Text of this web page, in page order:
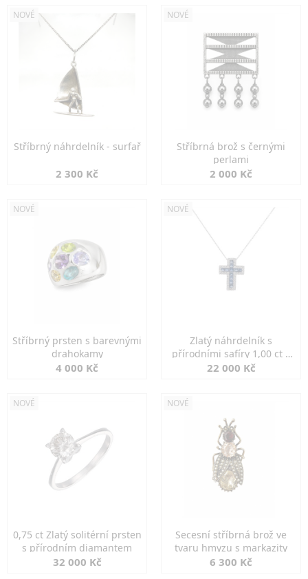
NOVÉ
Stříbrný náhrdelník - surfař
2 300 Kč
NOVÉ
Stříbrná brož s černými
perlami
2 000 Kč
NOVÉ
Stříbrný prsten s barevnými
drahokamy
4 000 Kč
NOVÉ
Zlatý náhrdelník s
přírodními safíry 1,00 ct a
diamanty
22 000 Kč
NOVÉ
0,75 ct Zlatý solitérní prsten
s přírodním diamantem
32 000 Kč
NOVÉ
Secesní stříbrná brož ve
tvaru hmyzu s markazity
6 300 Kč